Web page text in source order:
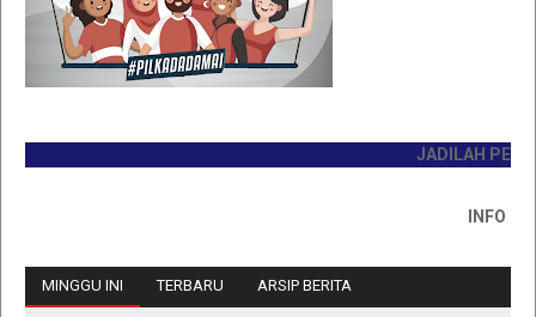
JADILAH
INFO
MINGGU INI TERBARU ARSIP BERITA